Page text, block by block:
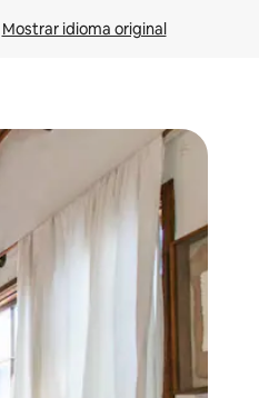
Mostrar idioma original